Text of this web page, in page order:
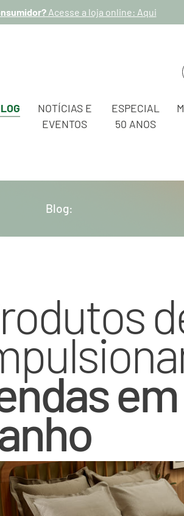
Acesse a loja online: Aqui
NOTÍCIAS E
EVENTOS
ESPECIAL
50 ANOS
Blog: